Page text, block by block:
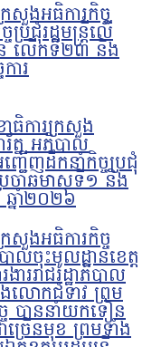
សួងអធិការកិច្ច
រជុំរដ្ឋមន្ត្រីលើ
លើកទី២៣ និង
ារ
ធិការក្រសួង
ត្ន អភិបាល
ើញដឹកនាំកិច្ចប្រជុំ
រចាំឆមាសទី១ និង
នាំ២០២៦
សួងអធិការកិច្ច
ាលចុះមូលដ្ឋានខេត្ត
ាររាជរដ្ឋាភិបាល
លោកជំទាវ ព្រម
ច បាននាំយកទៀន
រើនមុខ ព្រមទាំង